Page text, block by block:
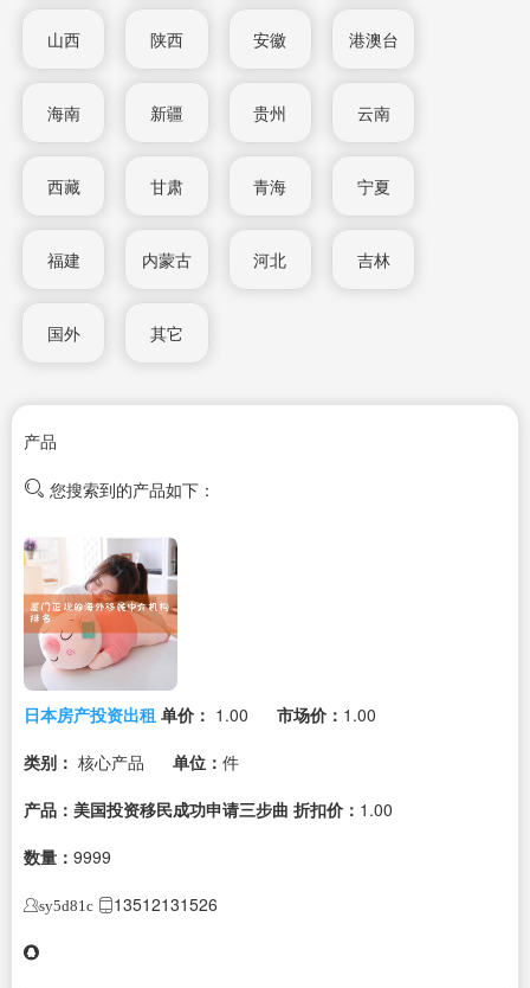
山西 陕西 安徽 港澳台
海南 新疆 贵州 云南
西藏 甘肃 青海 宁夏
福建 内蒙古 河北 吉林
国外 其它
产品
您搜索到的产品如下：
日本房产投资出租 单价： 1.00 市场价： 1.00
类别： 核心产品 单位： 件
产品：美国投资移民成功申请三步曲 折扣价： 1.00
数量： 9999
sy5d81c 13512131526